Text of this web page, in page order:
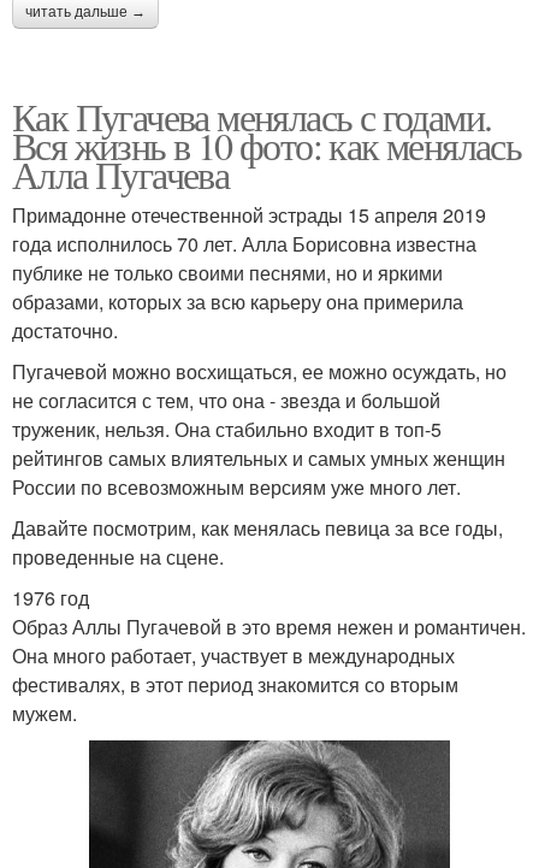
читать дальше →
Как Пугачева менялась с годами.
Вся жизнь в 10 фото: как менялась
Алла Пугачева
Примадонне отечественной эстрады 15 апреля 2019
года исполнилось 70 лет. Алла Борисовна известна
публике не только своими песнями, но и яркими
образами, которых за всю карьеру она примерила
достаточно.
Пугачевой можно восхищаться, ее можно осуждать, но
не согласится с тем, что она - звезда и большой
труженик, нельзя. Она стабильно входит в топ-5
рейтингов самых влиятельных и самых умных женщин
России по всевозможным версиям уже много лет.
Давайте посмотрим, как менялась певица за все годы,
проведенные на сцене.
1976 год
Образ Аллы Пугачевой в это время нежен и романтичен.
Она много работает, участвует в международных
фестивалях, в этот период знакомится со вторым
мужем.